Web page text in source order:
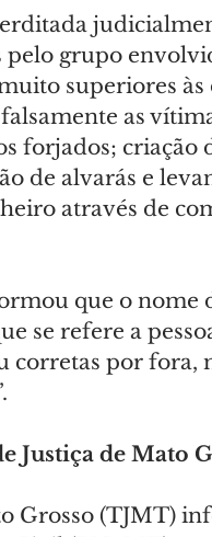
grupo
superiores
as
forjados; criação
de alvarás e
através de
que o nome
se refere a
corretas por fora,
Justiça de Mato
Grosso (TJMT)